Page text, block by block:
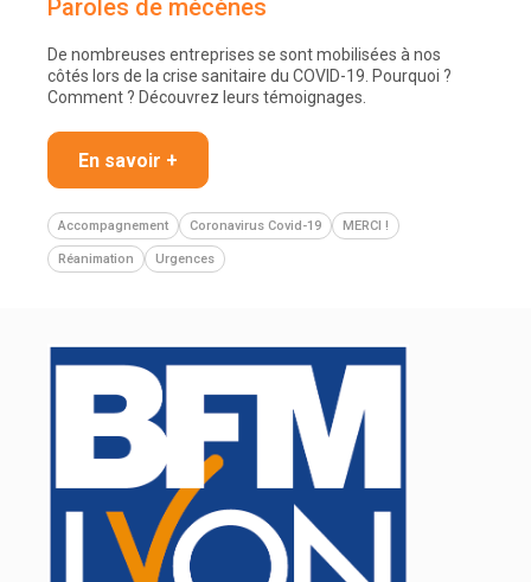
Paroles de mécènes
De nombreuses entreprises se sont mobilisées à nos
côtés lors de la crise sanitaire du COVID-19. Pourquoi ?
Comment ? Découvrez leurs témoignages.
En savoir +
Accompagnement Coronavirus Covid-19 MERCI !
Réanimation Urgences